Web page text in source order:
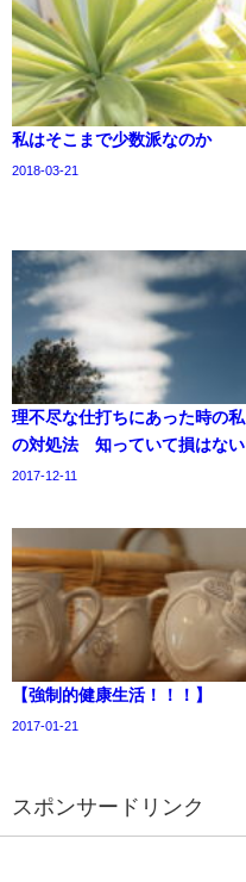
私はそこまで少数派なのか
2018-03-21
理不尽な仕打ちにあった時の私
の対処法 知っていて損はない
2017-12-11
【強制的健康生活！！！】
2017-01-21
スポンサードリンク